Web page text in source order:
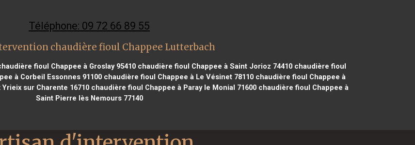
Téléphone: 09 72 66 89 55
chaudière fioul Chappee Lutterbach
fioul Chappee à Groslay 95410 chaudière fioul Chappee à Saint Jorioz 74410 chaudière fioul
à Corbeil Essonnes 91100 chaudière fioul Chappee à Le Vésinet 78110 chaudière fioul Chappee à
sur Charente 16710 chaudière fioul Chappee à Paray le Monial 71600 chaudière fioul Chappee à
Saint Pierre lès Nemours 77140